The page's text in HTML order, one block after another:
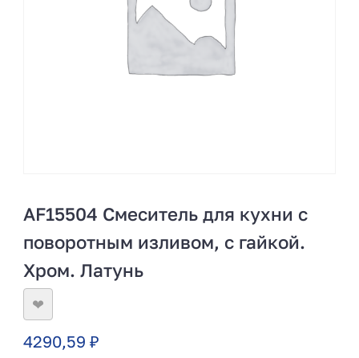
AF15504 Смеситель для кухни с
поворотным изливом, с гайкой.
Хром. Латунь
❤
4290,59 ₽